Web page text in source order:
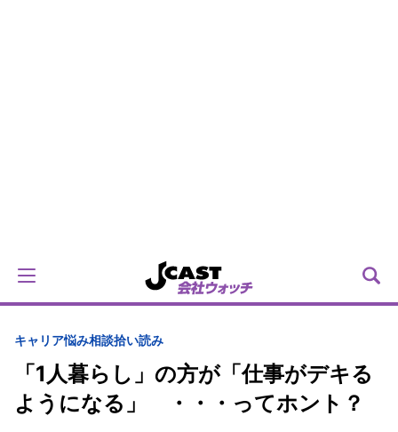
キャリア悩み相談拾い読み
「1人暮らし」の方が「仕事がデキる
ようになる」 ・・・ってホント？